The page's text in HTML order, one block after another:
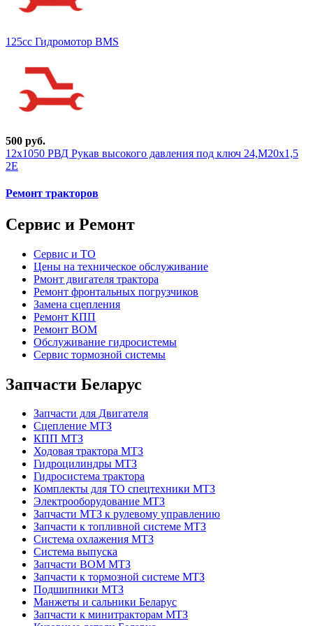
125cc Гидромотор BMS
500 руб.
12х1050 РВД Рукав высокого давления под ключ 24,М20х1,5
2Е
Ремонт тракторов
Сервис и Ремонт
Сервис и ТО
Цены на техническое обслуживание
Рмонт двигателя трактора
Ремонт фронтальных погрузчиков
Замена сцепления
Ремонт КПП
Ремонт ВОМ
Обслуживание гидросистемы
Сервис тормозной системы
Запчасти Беларус
Запчасти для Двигателя
Сцепление МТЗ
КПП МТЗ
Ходовая трактора МТЗ
Гидроцилиндры МТЗ
Гидросистема трактора
Комплекты для ТО спецтехники МТЗ
Электрооборудование МТЗ
Запчасти МТЗ к рулевому управлению
Запчасти к топливной системе МТЗ
Система охлажения МТЗ
Система выпуска
Запчасти ВОМ МТЗ
Запчасти к тормозной системе МТЗ
Подшипники МТЗ
Манжеты и сальники Беларус
Запчасти к минитракторам МТЗ